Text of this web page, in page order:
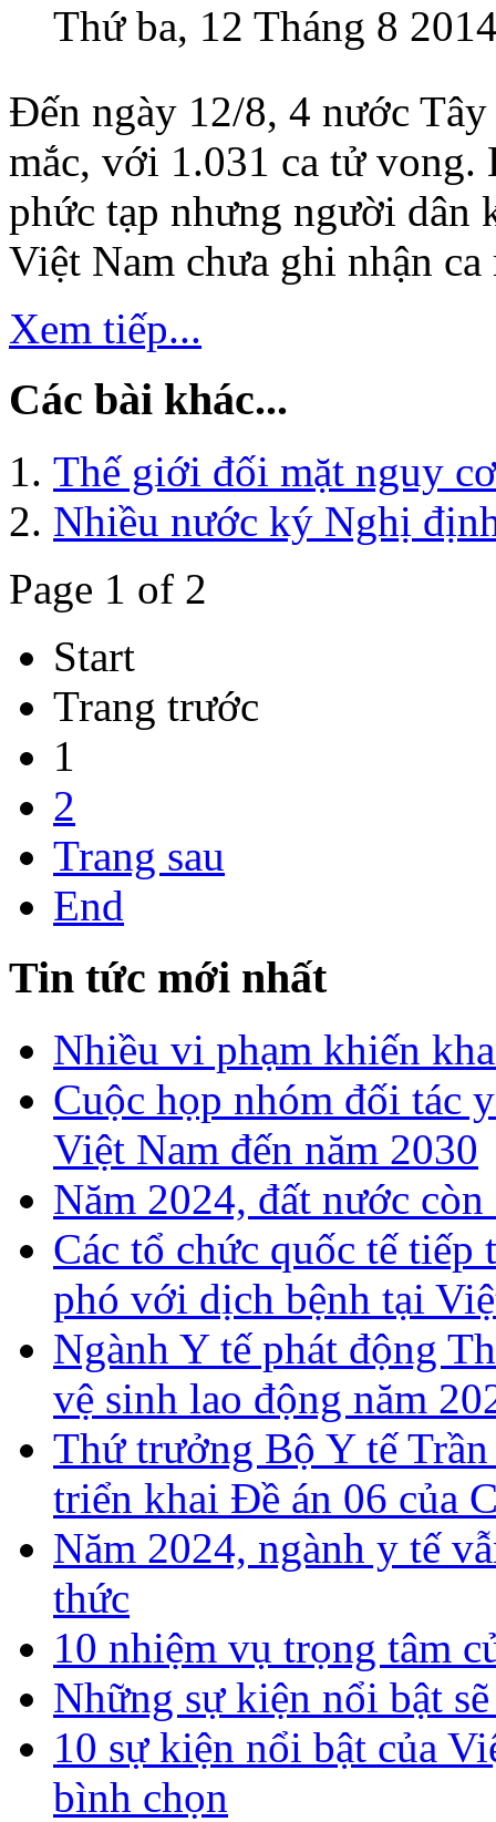
Thứ ba, 12 Tháng 8
Đến ngày 12/8, 4 nước
mắc, với 1.031 ca tử
phức tạp nhưng người dân
Việt Nam chưa ghi nhận ca
Xem tiếp...
Các bài khác...
Thế giới đối mặt nguy
Nhiều nước ký Nghị
Page 1 of 2
Start
Trang trước
1
2
Trang sau
End
Tin tức mới nhất
Nhiều vi phạm khiến
Cuộc họp nhóm đối tác
Việt Nam đến năm 2030
Năm 2024, đất nước
Các tổ chức quốc tế
phó với dịch bệnh tại
Ngành Y tế phát động
vệ sinh lao động năm
Thứ trưởng Bộ Y tế
triển khai Đề án 06 của
Năm 2024, ngành y tế
thức
10 nhiệm vụ trọng tâm
Những sự kiện nổi bật
10 sự kiện nổi bật của
bình chọn